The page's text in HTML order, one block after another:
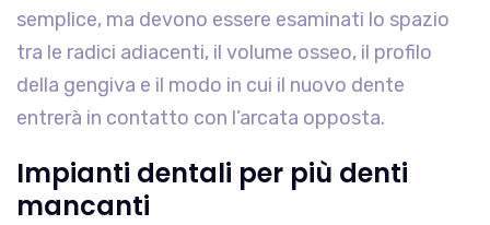
semplice, ma devono essere esaminati lo spazio
tra le radici adiacenti, il volume osseo, il profilo
della gengiva e il modo in cui il nuovo dente
entrerà in contatto con l’arcata opposta.
Impianti dentali per più denti
mancanti